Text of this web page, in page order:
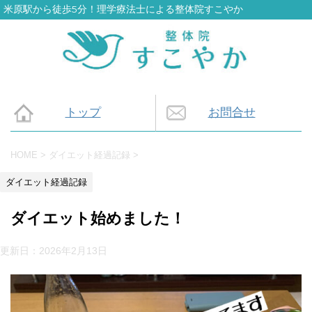
米原駅から徒歩5分！理学療法士による整体院すこやか
トップ お問合せ
HOME > ダイエット経過記録 >
ダイエット経過記録
ダイエット始めました！
更新日： 2026年2月13日